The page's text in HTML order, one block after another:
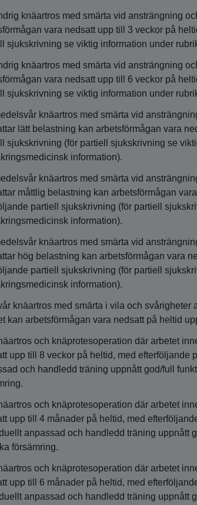
knäartros med smärta vid ansträngning
vara nedsatt upp till 3 veckor på
sjukskrivning se viktig information under
knäartros med smärta vid ansträngning
vara nedsatt upp till 6 veckor på
sjukskrivning se viktig information under
knäartros med smärta vid
lätt belastning kan arbetsförmågan vara
sjukskrivning (för partiell sjukskrivning se
information).
knäartros med smärta vid
måttlig belastning kan arbetsförmågan
partiell sjukskrivning (för partiell
information).
knäartros med smärta vid
hög belastning kan arbetsförmågan vara
partiell sjukskrivning (för partiell
information).
knäartros med smärta i vila och
kan arbetsförmågan vara nedsatt på heltid
och knäprotesoperation där arbetet
upp till 8 veckor på heltid, med
och handledd träning uppnått god/full
och knäprotesoperation där arbetet
upp till 4 månader på heltid, med
anpassad och handledd träning uppnått
försämring.
och knäprotesoperation där arbetet
upp till 6 månader på heltid, med
anpassad och handledd träning uppnått